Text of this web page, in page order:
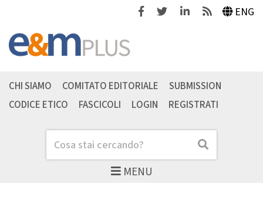
FacebookTwitterLinkedinFeeds ENG
MENU
Cerca Cerca
CHI SIAMO COMITATO EDITORIALE
SUBMISSION
CODICE ETICO
FASCICOLI LOGIN REGISTRATI